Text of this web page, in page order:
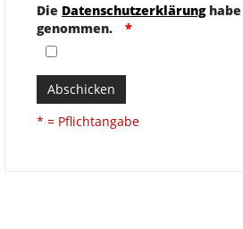
Die Datenschutzerklärunghabe
genommen.
Abschicken
* = Pflichtangabe